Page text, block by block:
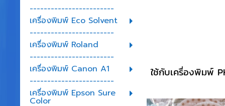
------------------------
เครื่องพิมพ์ Eco Solvent
------------------------
เครื่องพิมพ์ Roland
------------------------
เครื่องพิมพ์ Canon A1
------------------------
เครื่องพิมพ์ Epson Sure
Color
ใช้กับเครื่องพิมพ์